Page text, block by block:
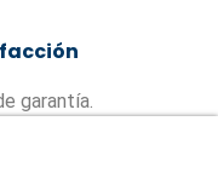
garantía.